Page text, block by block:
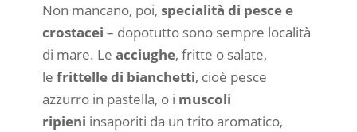
Non mancano, poi, specialità di pesce e
crostacei – dopotutto sono sempre località
di mare. Le acciughe, fritte o salate,
le frittelle di bianchetti, cioè pesce
azzurro in pastella, o i muscoli
ripieni insaporiti da un trito aromatico,